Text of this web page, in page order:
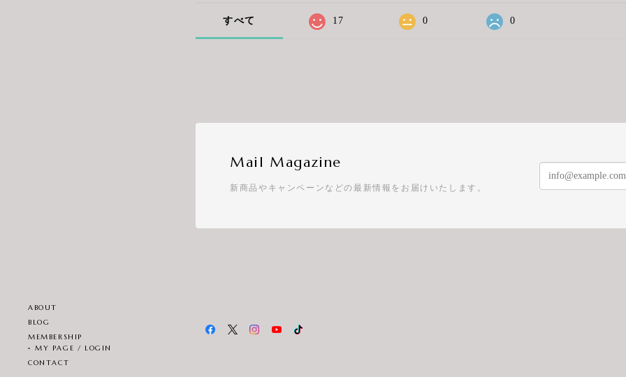
ABOUT
BLOG
MEMBERSHIP
MY PAGE / LOGIN
CONTACT
すべて 17 0 0
Mail Magazine
新商品やキャンペーンなどの最新情報をお届けいたします。